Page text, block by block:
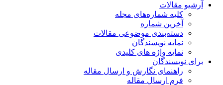
آرشیو مقالات
کلیه شماره‌های مجله
آخرین شماره
دسته‌بندی موضوعی مقالات
نمایه نویسندگان
نمایه واژه های کلیدی
برای نویسندگان
راهنمای نگارش و ارسال مقاله
فرم ارسال مقاله